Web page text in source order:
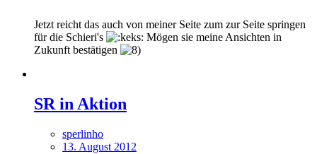
Jetzt reicht das auch von meiner Seite zum zur Seite springen
für die Schieri's
Mögen sie meine Ansichten in
Zukunft bestätigen
SR in Aktion
sperlinho
13. August 2012